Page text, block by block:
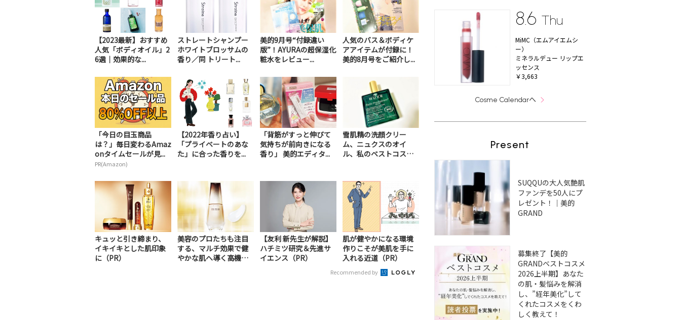
【2023最新】おすすめ
人気「ボディオイル」2
6選｜効果的な...
ストレートシャンプー
ホワイトブロッサムの
香り／同 トリート...
美的9月号“付録違い
版”！AYURAの超保湿化
粧水をレビュー...
人気のバス＆ボディケ
アアイテムが付録に！
美的8月号をご紹介し...
「今日の目玉商品
は？」毎日変わるAmaz
onタイムセールが見...
PR(Amazon)
【2022年香り占い】
「プライベートのあな
た」に合った香りを...
「背筋がすっと伸びて
気持ちが前向きになる
香り」 美的エディタ...
雪肌精の洗顔クリー
ム、ニュクスのオイ
ル、私のベストコスメ2
キュッと引き締まり、
イキイキとした肌印象
に（PR）
美容のプロたちも注目
する、マルチ効果で健
やかな肌へ導く高機能
【友利 新先生が解説】
ハチミツ研究＆先進サ
イエンス（PR）
肌が健やかになる環境
作りこそが美肌を手に
入れる近道（PR）
Recommended by
8.6 Thu
MiMC（エムアイエムシ
ー）
ミネラルデュー リップエ
ッセンス
￥3,663
Cosme Calendarへ
Present
SUQQUの大人気艶肌
ファンデを50人にプ
レゼント！｜美的
GRAND
募集終了【美的
GRANDベストコスメ
2026上半期】あなた
の肌・髪悩みを解消
し、”経年美化”して
くれたコスメをくわ
しく教えて！